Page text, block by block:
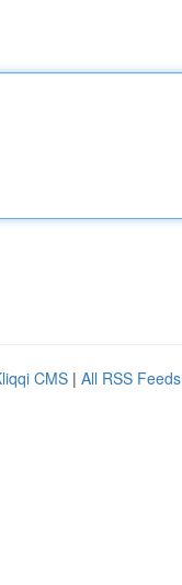
CMS | All RSS Feeds